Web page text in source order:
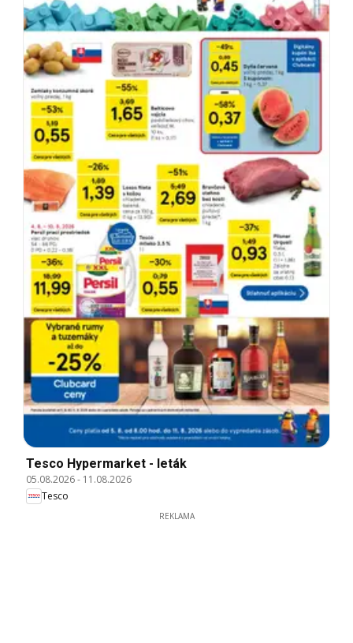
Tesco Hypermarket - leták
05.08.2026- 11.08.2026
Tesco
REKLAMA